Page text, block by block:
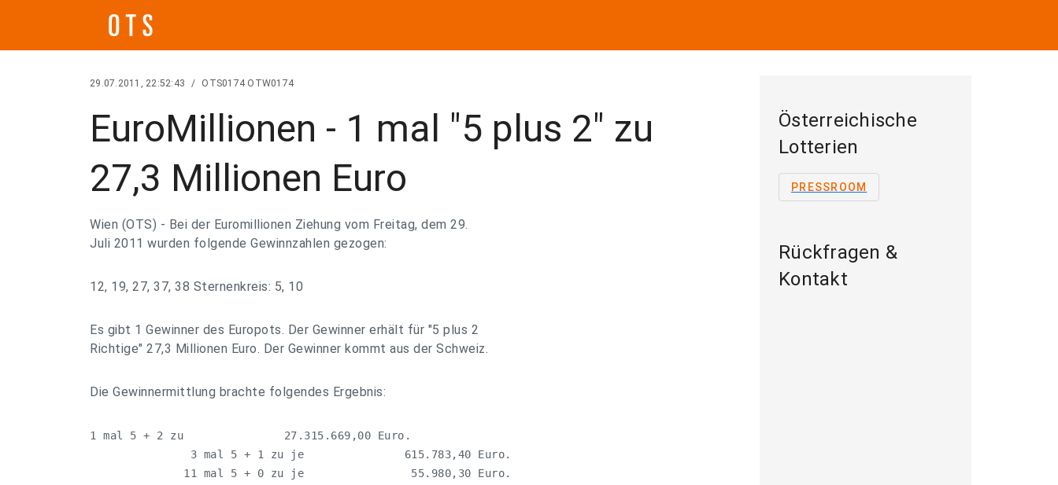
29.07.2011, 22:52:43 / OTS0174 OTW0174
EuroMillionen - 1 mal "5 plus 2" zu
27,3 Millionen Euro
Wien (OTS) - Bei der Euromillionen Ziehung vom Freitag, dem 29.
Juli 2011 wurden folgende Gewinnzahlen gezogen:
12, 19, 27, 37, 38 Sternenkreis: 5, 10
Es gibt 1 Gewinner des Europots. Der Gewinner erhält für "5 plus 2
Richtige" 27,3 Millionen Euro. Der Gewinner kommt aus der Schweiz.
Die Gewinnermittlung brachte folgendes Ergebnis:
1 mal 5 + 2 zu               27.315.669,00 Euro.
               3 mal 5 + 1 zu je               615.783,40 Euro.
              11 mal 5 + 0 zu je                55.980,30 Euro.
Österreichische
Lotterien
PRESSROOM
Rückfragen &
Kontakt